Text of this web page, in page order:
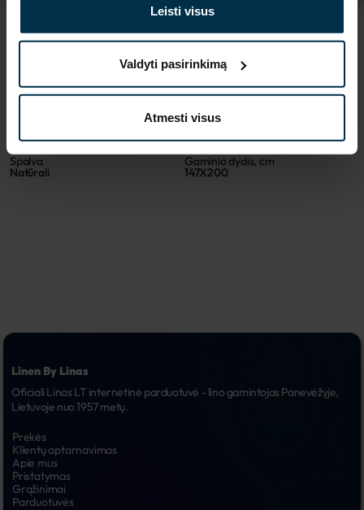
Leisti visus
Valdyti pasirinkimą
Atmesti visus
Sku
501659_E19/LN///_5365
Artikulas
501659
Audinio sudėtis
Spalva
Natūrali
Gaminio dydis, cm
147X200
Linen By Linas
Oficiali Linas LT internetinė parduotuvė - lino gamintojas Panevėžyje,
Lietuvoje nuo 1957 metų.
Prekės
Klientų aptarnavimas
Apie mus
Pristatymas
Grąžinimai
Parduotuvės